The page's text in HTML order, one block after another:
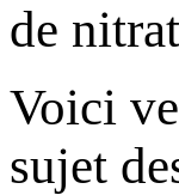
de
Voici
sujet